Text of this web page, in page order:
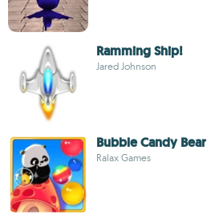
Ramming Ship!
Jared Johnson
Bubble Candy Bear
Ralax Games